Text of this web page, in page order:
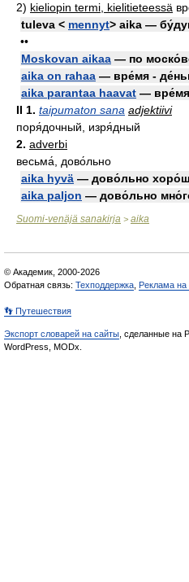
2) kieliopin termi, kielitieteessä
tuleva < mennyt> aika —
••
Moskovan aikaa — по
aika on rahaa — вре́мя -
aika parantaa haavat —
II 1. taipumaton sana adjektiivi
поря́дочный, изря́дный
2. adverbi
весьма́, дово́льно
aika hyvä — дово́льно
aika paljon — дово́льно
Suomi-venäjä sanakirja > aika
© Академик, 2000-2026
Обратная связь: Техподдержка Реклама на
👣 Путешествия
Экспорт словарей на сайты , сделанные на
WordPress, MODx.